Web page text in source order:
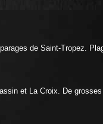
de Saint-Tropez.
et La Croix. De